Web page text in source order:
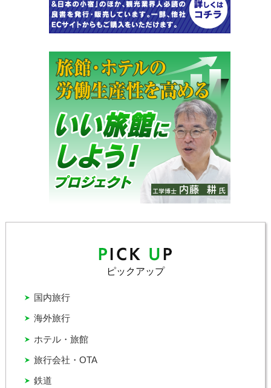
ピックアップ
ホテル・旅館
国内旅行
旅行会社・OTA
海外旅行
鉄道